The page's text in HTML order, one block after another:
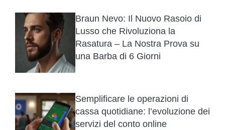
Braun Nevo: Il Nuovo Rasoio di
Lusso che Rivoluziona la
Rasatura – La Nostra Prova su
una Barba di 6 Giorni
Semplificare le operazioni di
cassa quotidiane: l’evoluzione dei
servizi del conto online